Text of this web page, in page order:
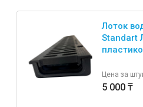
Лоток
Standart
Цена за
5 000 ₸